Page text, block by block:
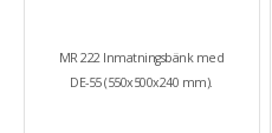
MR 222 Inmatningsbänk med
DE-55 (550x500x240 mm).